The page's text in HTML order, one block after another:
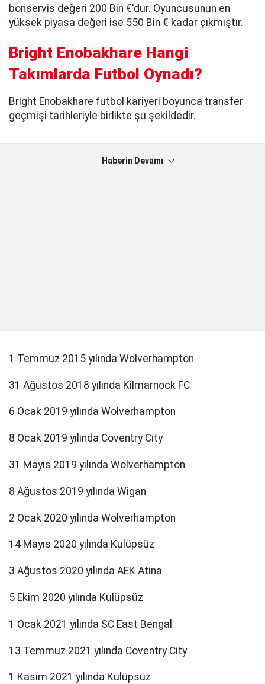
bonservis değeri 200 Bin €'dur. Oyuncusunun en
yüksek piyasa değeri ise 550 Bin € kadar çıkmıştır.
Bright Enobakhare Hangi
Takımlarda Futbol Oynadı?
Bright Enobakhare futbol kariyeri boyunca transfer
geçmişi tarihleriyle birlikte şu şekildedir.
Haberin Devamı
1 Temmuz 2015 yılında Wolverhampton
31 Ağustos 2018 yılında Kilmarnock FC
6 Ocak 2019 yılında Wolverhampton
8 Ocak 2019 yılında Coventry City
31 Mayıs 2019 yılında Wolverhampton
8 Ağustos 2019 yılında Wigan
2 Ocak 2020 yılında Wolverhampton
14 Mayıs 2020 yılında Kulüpsüz
3 Ağustos 2020 yılında AEK Atina
5 Ekim 2020 yılında Kulüpsüz
1 Ocak 2021 yılında SC East Bengal
13 Temmuz 2021 yılında Coventry City
1 Kasım 2021 yılında Kulüpsüz